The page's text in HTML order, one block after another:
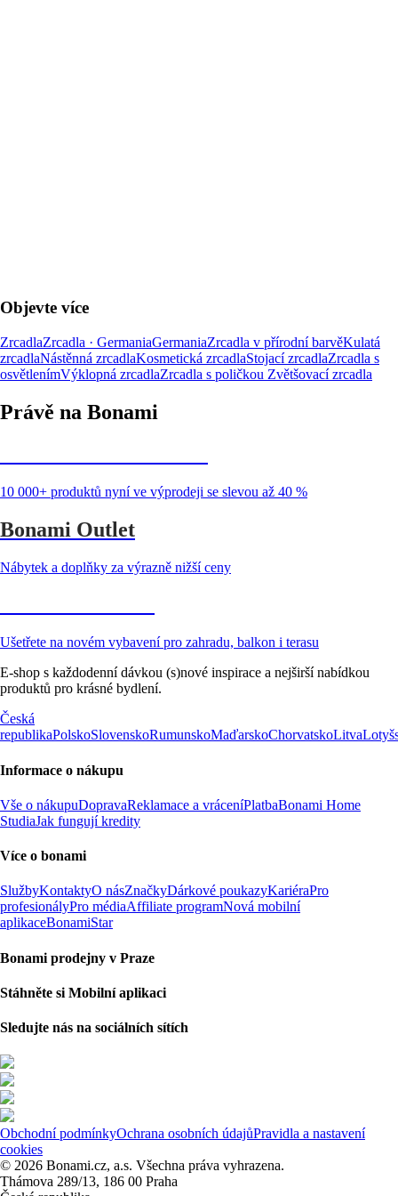
Objevte více
ZrcadlaZrcadla · GermaniaGermaniaZrcadla v přírodní barvěKulatá
zrcadlaNástěnná zrcadlaKosmetická zrcadlaStojací zrcadlaZrcadla s
osvětlenímVýklopná zrcadlaZrcadla s poličkou Zvětšovací zrcadla
Právě na Bonami
10 000+ produktů nyní ve výprodeji se slevou až 40 %
Bonami Outlet
Nábytek a doplňky za výrazně nižší ceny
Ušetřete na novém vybavení pro zahradu, balkon i terasu
E-shop s každodenní dávkou (s)nové inspirace a nejširší nabídkou
produktů pro krásné bydlení.
Česká
republikaPolskoSlovenskoRumunskoMaďarskoChorvatskoLitva
Informace o nákupu
Vše o nákupuDopravaReklamace a vráceníPlatbaBonami Home
StudiaJak fungují kredity
Více o bonami
SlužbyKontaktyO násZnačkyDárkové poukazyKariéraPro
profesionályPro médiaAffiliate programNová mobilní
aplikaceBonamiStar
Bonami prodejny v Praze
Stáhněte si Mobilní aplikaci
Sledujte nás na sociálních sítích
Obchodní podmínkyOchrana osobních údajůPravidla a nastavení
cookies
© 2026 Bonami.cz, a.s. Všechna práva vyhrazena.
Thámova 289/13, 186 00 Praha